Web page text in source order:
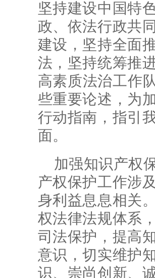
坚持建设中国特
政、依法行政共
建设，坚持全面
法，坚持统筹推
高素质法治工作
些重要论述，为
行动指南，指引
面。
加强知识产权
产权保护工作涉
身利益息息相关
权法律法规体系
司法保护，提高
意识，切实维护
识、崇尚创新、